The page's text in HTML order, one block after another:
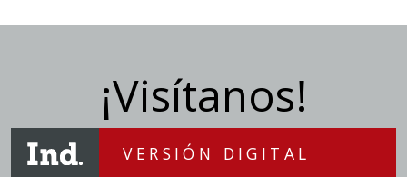
¡Visítanos!
VERSIÓN DIGITAL